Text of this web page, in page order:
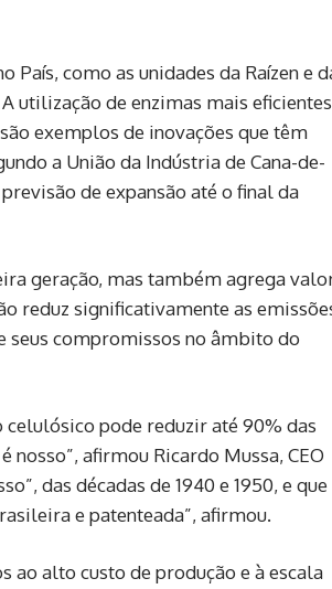
País, como as unidades da Raízen e
utilização de enzimas mais eficientes
exemplos de inovações que têm
a União da Indústria de Cana-de-
de expansão até o final da
geração, mas também agrega
reduz significativamente as
seus compromissos no âmbito do
pode reduzir até 90% das
afirmou Ricardo Mussa, CEO
das décadas de 1940 e 1950, e que
e patenteada”, afirmou.
ao alto custo de produção e à escala